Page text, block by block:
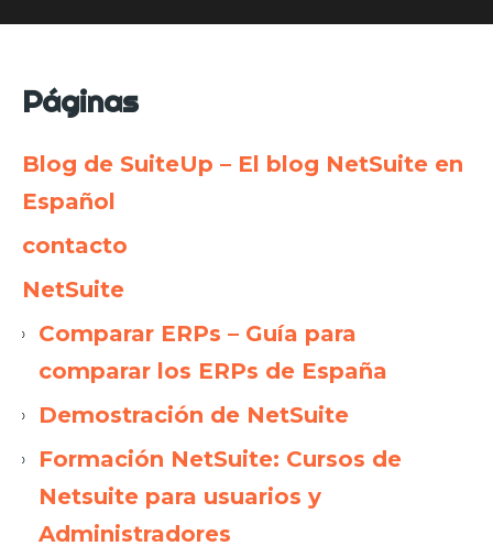
Páginas
Blog de SuiteUp – El blog NetSuite en
Español
contacto
NetSuite
Comparar ERPs – Guía para
comparar los ERPs de España
Demostración de NetSuite
Formación NetSuite: Cursos de
Netsuite para usuarios y
Administradores